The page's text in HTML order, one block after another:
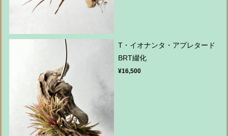
T・イオナンタ・アプレタード
BRT綴化
¥16,500